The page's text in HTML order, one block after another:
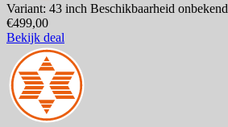
Variant: 43 inch Beschikbaarheid onbekend
€499,00
Bekijk deal